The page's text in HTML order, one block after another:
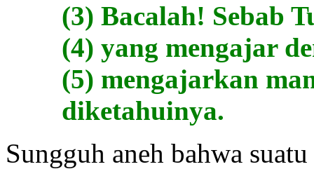
(3) Bacalah! Sebab
(4) yang mengajar
(5) mengajarkan
diketahuinya.
Sungguh aneh bahwa